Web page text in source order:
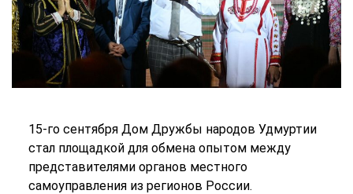
15-го сентября Дом Дружбы народов Удмуртии
стал площадкой для обмена опытом между
представителями органов местного
самоуправления из регионов России.